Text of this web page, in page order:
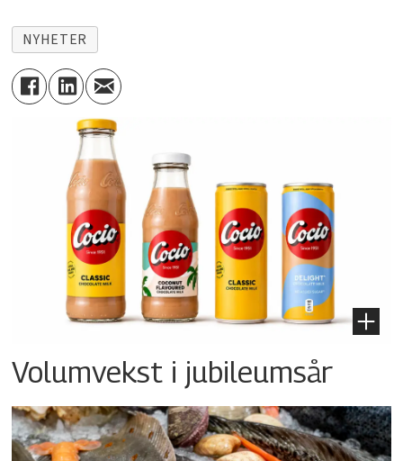
NYHETER
Volumvekst i jubileumsår